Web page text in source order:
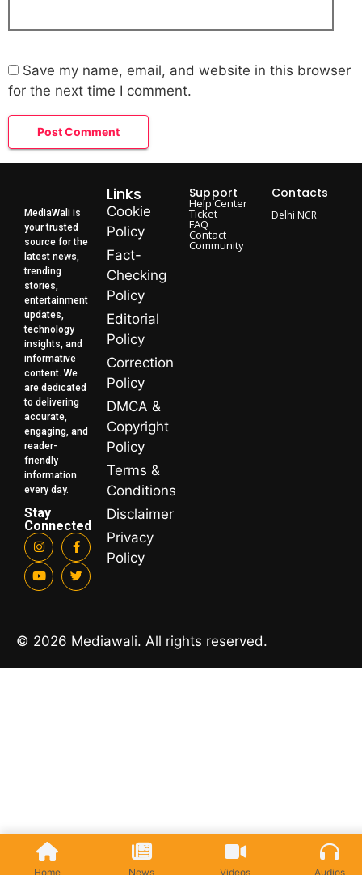
Save my name, email, and website in this browser
for the next time I comment.
MediaWali is
your trusted
source for the
latest news,
trending
stories,
entertainment
updates,
technology
insights, and
informative
content. We
are dedicated
to delivering
accurate,
engaging, and
reader-
friendly
information
every day.
Stay
Connected
Links
Cookie
Policy
Fact-
Checking
Policy
Editorial
Policy
Correction
Policy
DMCA &
Copyright
Policy
Terms &
Conditions
Disclaimer
Privacy
Policy
Support
Help Center
Ticket
FAQ
Contact
Community
Contacts
Delhi NCR
© 2026 Mediawali. All rights reserved.
Home News Videos Audios